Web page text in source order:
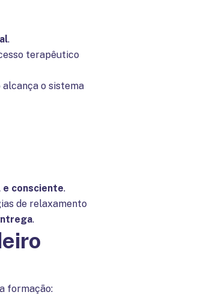
.
terapêutico
o sistema
e consciente.
de relaxamento
.
formação: